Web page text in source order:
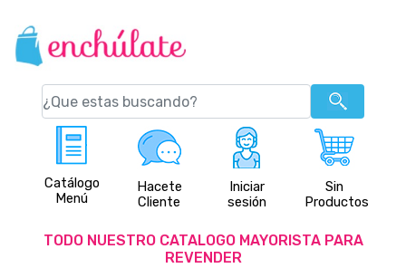
Catálogo
Menú
Hacete
Cliente
Iniciar
sesión
Sin
Productos
TODO NUESTRO CATALOGO MAYORISTA PARA
REVENDER